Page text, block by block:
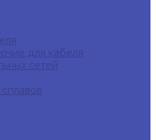
для кабеля
сетей